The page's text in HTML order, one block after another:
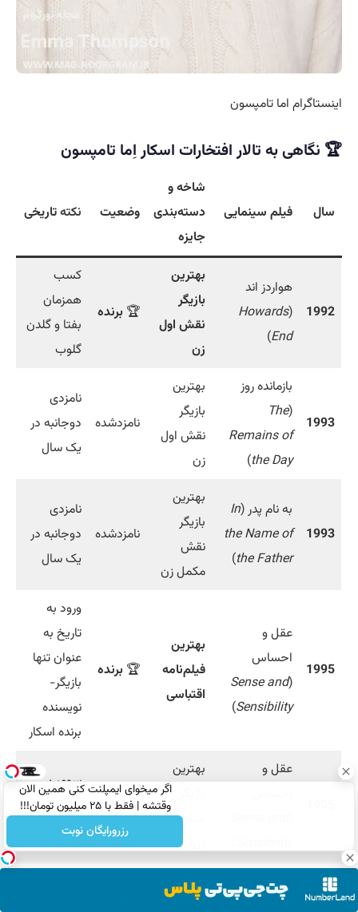
اگر میخوای ایمپلنت کنی همین الان
وقتشه | فقط با ۲۵ میلیون تومان!!!
رزرورایگان نوبت
اینستاگرام اما تامپسون
🏆 نگاهی به تالار افتخارات اسکار اِما تامپسون
سال فیلم سینمایی
شاخه و
دسته‌بندی
جایزه
وضعیت نکتهتاریخی
1992
هواردز اند
(
Howards
End
)
بهترین
بازیگر
نقش اول
زن
🏆 برنده
کسب
همزمان
بفتا و گلدن
گلوب
1993
بازمانده روز
(
The
Remains of
the Day
)
بهترین
بازیگر
نقش اول
زن
نامزدشده
نامزدی
دوجانبه در
یک سال
1993
به نام پدر (In
the Name of
the Father
)
بهترین
بازیگر
نقش
مکمل زن
نامزدشده
نامزدی
دوجانبه در
یک سال
1995
عقل و
احساس
(
Sense and
Sensibility
)
بهترین
فیلم‌نامه
اقتباسی
🏆 برنده
ورود به
تاریخ به
عنوان تنها
بازیگر-
نویسنده
برنده اسکار
عقل و
بهترین
نقش اول
نامزدشده
سومین
نامزدی
بازیگری او